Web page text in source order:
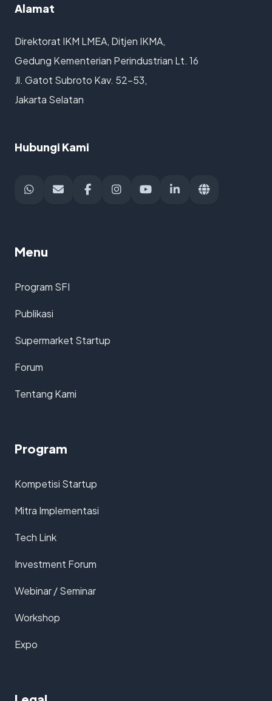
Alamat
Direktorat IKM LMEA, Ditjen IKMA,
Gedung Kementerian Perindustrian Lt. 16
Jl. Gatot Subroto Kav. 52-53,
Jakarta Selatan
Hubungi Kami
Menu
Program SFI
Publikasi
Supermarket Startup
Forum
Tentang Kami
Program
Kompetisi Startup
Mitra Implementasi
Tech Link
Investment Forum
Webinar / Seminar
Workshop
Expo